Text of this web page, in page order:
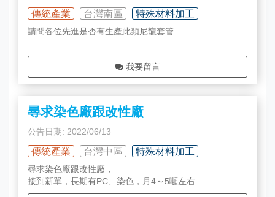
傳統產業 台灣南區 特殊材料加工
請問各位先進是否有生產此類尼龍套管
外徑10mm, 內徑: 8mm
三種不同長度: 34mm/ 61mm/ 70mm
材質:尼龍66
我要留言
尋求染色廠跟改性廠
公告日期: 2022/06/13
傳統產業 台灣中區 特殊材料加工
尋求染色廠跟改性廠，
接到新單，長期有PC、染色，月4～5噸左右
請賜上名片，或私訊我，謝謝